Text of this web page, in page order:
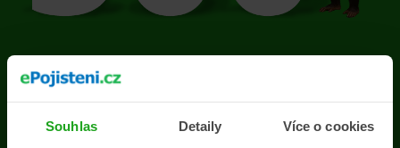
Souhlas Detaily Více o cookies
Na stránce se vyskytla
chyba